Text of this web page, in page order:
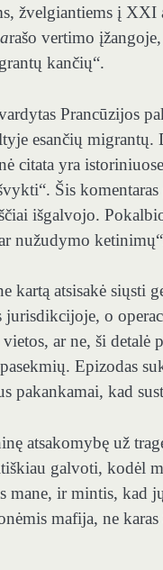
žvelgiantiems į
rašo vertimo
kančių“.
Prancūzijos
esančių
citata yra
Šis
išgalvojo.
nužudymo
kartą atsisakė
o
ar ne, ši
Epizodas
pakankamai, kad
atsakomybę už
galvoti, kodėl
mane, ir mintis, kad
mafija, ne